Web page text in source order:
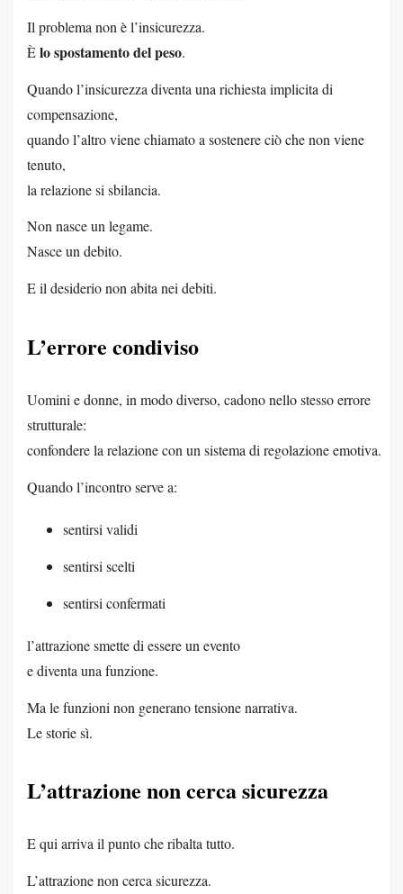
Il problema non è l’insicurezza.
Èlo spostamento del peso.
Quando l’insicurezza diventa una richiesta implicita di
compensazione,
quando l’altro viene chiamato a sostenere ciò che non viene
tenuto,
la relazione si sbilancia.
Non nasce un legame.
Nasce un debito.
E il desiderio non abita nei debiti.
L’errore condiviso
Uomini e donne, in modo diverso, cadono nello stesso errore
strutturale:
confondere la relazione con un sistema di regolazione emotiva.
Quando l’incontro serve a:
sentirsi validi
sentirsi scelti
sentirsi confermati
l’attrazione smette di essere un evento
e diventa una funzione.
Ma le funzioni non generano tensione narrativa.
Le storie sì.
L’attrazione non cerca sicurezza
E qui arriva il punto che ribalta tutto.
L’attrazione non cerca sicurezza.